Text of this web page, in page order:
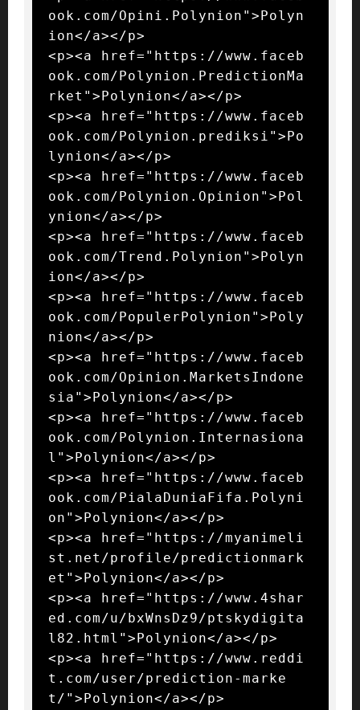
ook.com/Opini.Polynion">Polyn
ion</a></p>
<p><a href="https://www.faceb
ook.com/Polynion.PredictionMa
rket">Polynion</a></p>
<p><a href="https://www.faceb
ook.com/Polynion.prediksi">Po
lynion</a></p>
<p><a href="https://www.faceb
ook.com/Polynion.Opinion">Pol
ynion</a></p>
<p><a href="https://www.faceb
ook.com/Trend.Polynion">Polyn
ion</a></p>
<p><a href="https://www.faceb
ook.com/PopulerPolynion">Poly
nion</a></p>
<p><a href="https://www.faceb
ook.com/Opinion.MarketsIndone
sia">Polynion</a></p>
<p><a href="https://www.faceb
ook.com/Polynion.Internasiona
l">Polynion</a></p>
<p><a href="https://www.faceb
ook.com/PialaDuniaFifa.Polyni
on">Polynion</a></p>
<p><a href="https://myanimeli
st.net/profile/predictionmark
et">Polynion</a></p>
<p><a href="https://www.4shar
ed.com/u/bxWnsDz9/ptskydigita
l82.html">Polynion</a></p>
<p><a href="https://www.reddi
t.com/user/prediction-marke
t/">Polynion</a></p>